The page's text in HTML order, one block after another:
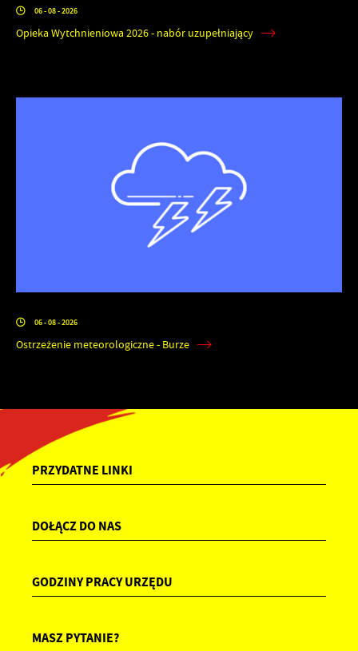
06 - 08 - 2026
Opieka Wytchnieniowa 2026 - nabór uzupełniający
06 - 08 - 2026
Ostrzeżenie meteorologiczne - Burze
PRZYDATNE LINKI
DOŁĄCZ DO NAS
GODZINY PRACY URZĘDU
MASZ PYTANIE?